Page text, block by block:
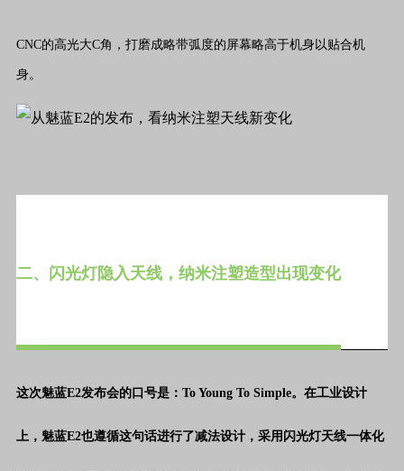
CNC的高光大C角，打磨成略带弧度的屏幕略高于机身以贴合机
身。
二、闪光灯隐入天线，纳米注塑造型出现变化
这次魅蓝E2发布会的口号是：To Young To Simple。在工业设计
上，魅蓝E2也遵循这句话进行了减法设计，采用闪光灯天线一体化